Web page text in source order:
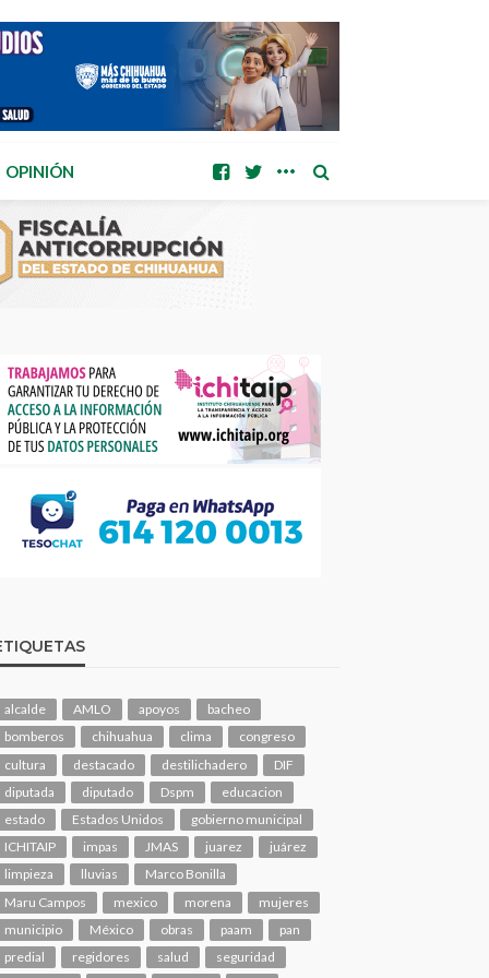
OPINIÓN
alcalde AMLO apoyos
bacheo
bomberos
chihuahua clima
congreso
cultura
destacado destilichadero
DIF
diputada
diputado Dspm
educacion
estado
Estados Unidos
gobierno municipal
ICHITAIP
impas JMAS juarez
juárez
limpieza
lluvias
Marco Bonilla
Maru Campos
mexico morena
mujeres
municipio
México obras paam
pan
predial
regidores salud
seguridad